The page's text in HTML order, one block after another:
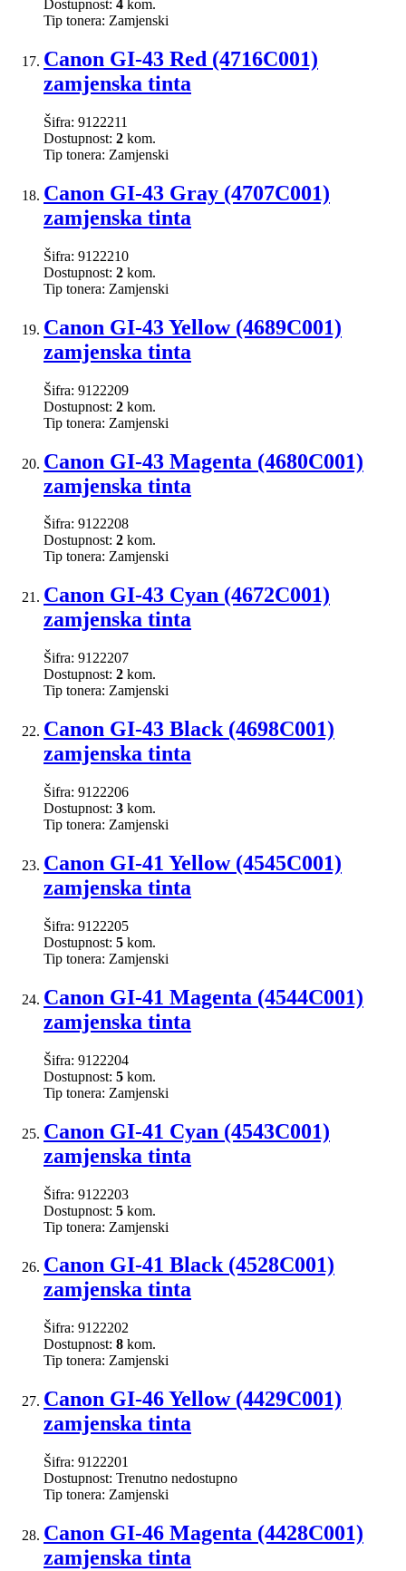
Dostupnost: 4 kom.
Tip tonera: Zamjenski
Canon GI-43 Red (4716C001)
zamjenska tinta
Šifra: 9122211
Dostupnost: 2 kom.
Tip tonera: Zamjenski
Canon GI-43 Gray (4707C001)
zamjenska tinta
Šifra: 9122210
Dostupnost: 2 kom.
Tip tonera: Zamjenski
Canon GI-43 Yellow (4689C001)
zamjenska tinta
Šifra: 9122209
Dostupnost: 2 kom.
Tip tonera: Zamjenski
Canon GI-43 Magenta (4680C001)
zamjenska tinta
Šifra: 9122208
Dostupnost: 2 kom.
Tip tonera: Zamjenski
Canon GI-43 Cyan (4672C001)
zamjenska tinta
Šifra: 9122207
Dostupnost: 2 kom.
Tip tonera: Zamjenski
Canon GI-43 Black (4698C001)
zamjenska tinta
Šifra: 9122206
Dostupnost: 3 kom.
Tip tonera: Zamjenski
Canon GI-41 Yellow (4545C001)
zamjenska tinta
Šifra: 9122205
Dostupnost: 5 kom.
Tip tonera: Zamjenski
Canon GI-41 Magenta (4544C001)
zamjenska tinta
Šifra: 9122204
Dostupnost: 5 kom.
Tip tonera: Zamjenski
Canon GI-41 Cyan (4543C001)
zamjenska tinta
Šifra: 9122203
Dostupnost: 5 kom.
Tip tonera: Zamjenski
Canon GI-41 Black (4528C001)
zamjenska tinta
Šifra: 9122202
Dostupnost: 8 kom.
Tip tonera: Zamjenski
Canon GI-46 Yellow (4429C001)
zamjenska tinta
Šifra: 9122201
Dostupnost: Trenutno nedostupno
Tip tonera: Zamjenski
Canon GI-46 Magenta (4428C001)
zamjenska tinta